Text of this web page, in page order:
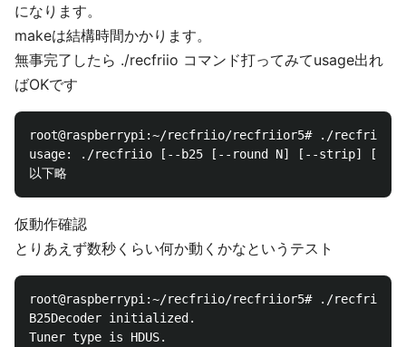
になります。
makeは結構時間かかります。
無事完了したら ./recfriio コマンド打ってみてusage出れ
ばOKです
root@raspberrypi:~/recfriio/recfriior5# ./recfriio
usage: ./recfriio [--b25 [--round N] [--strip] [--
仮動作確認
とりあえず数秒くらい何か動くかなというテスト
root@raspberrypi:~/recfriio/recfriior5# ./recfriio
B25Decoder initialized.
Tuner type is HDUS.